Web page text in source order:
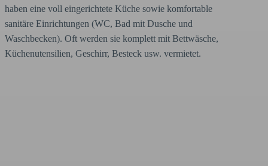
haben eine voll eingerichtete Küche sowie komfortable
sanitäre Einrichtungen (WC, Bad mit Dusche und
Waschbecken). Oft werden sie komplett mit Bettwäsche,
Küchenutensilien, Geschirr, Besteck usw. vermietet.